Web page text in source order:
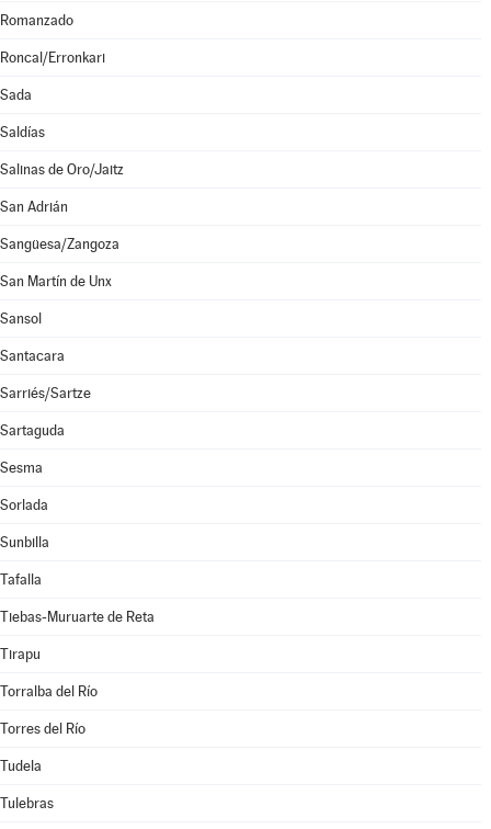
Romanzado
Roncal/Erronkari
Sada
Saldías
Salinas de Oro/Jaitz
San Adrián
Sangüesa/Zangoza
San Martín de Unx
Sansol
Santacara
Sarriés/Sartze
Sartaguda
Sesma
Sorlada
Sunbilla
Tafalla
Tiebas-Muruarte de Reta
Tirapu
Torralba del Río
Torres del Río
Tudela
Tulebras